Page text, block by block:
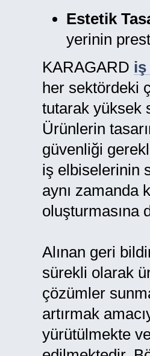
Estetik
yerinin
KARAGARD iş
her sektördeki
tutarak yüksek
Ürünlerin
güvenliği
iş elbiselerinin
aynı zamanda
oluşturmasına
Alınan geri
sürekli olarak
çözümler
artırmak
yürütülmekte